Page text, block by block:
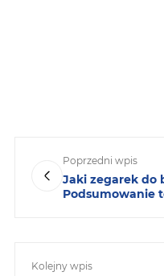
Poprzedni wpis
Jaki zegarek do
Podsumowanie
Kolejny wpis